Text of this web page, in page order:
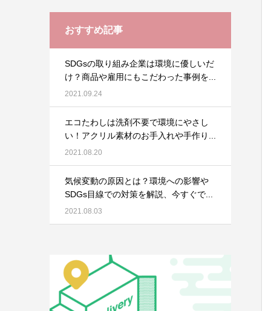
おすすめ記事
SDGsの取り組み企業は環境に優しいだ
け？商品や雇用にもこだわった事例を...
2021.09.24
エコたわしは洗剤不要で環境にやさし
い！アクリル素材のお手入れや手作り...
2021.08.20
気候変動の原因とは？環境への影響や
SDGs目線での対策を解説、今すぐで...
2021.08.03